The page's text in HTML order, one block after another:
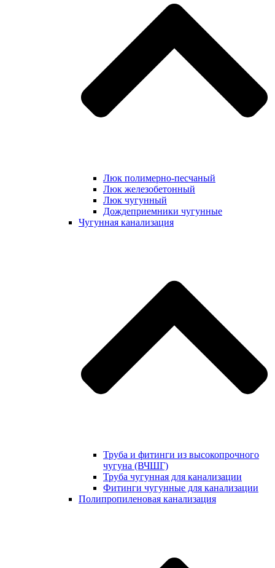
Люк полимерно-песчаный
Люк железобетонный
Люк чугунный
Дождеприемники чугунные
Чугунная канализация
Труба и фитинги из высокопрочного
чугуна (ВЧШГ)
Труба чугунная для канализации
Фитинги чугунные для канализации
Полипропиленовая канализация